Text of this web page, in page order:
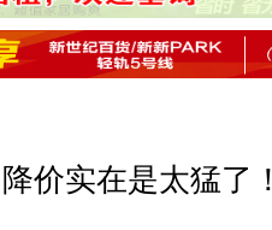
价实在是太猛了！